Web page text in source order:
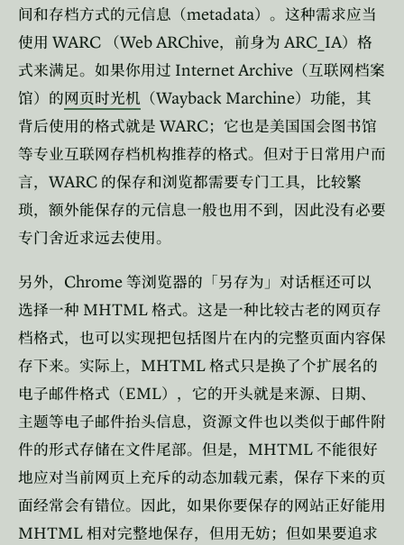
间和存档方式的元信息（metadata）。这种需求应当
使用 WARC （Web ARChive，前身为 ARC_IA）格
式来满足。如果你用过 Internet Archive （互联网档案
馆）的网页时光机 （Wayback Marchine）功能，其
背后使用的格式就是 WARC；它也是美国国会图书馆
等专业互联网存档机构推荐的格式。但对于日常用户而
言， WARC 的保存和浏览都需要专门工具，比较繁
琐，额外能保存的元信息一般也用不到，因此没有必要
专门舍近求远去使用。
另外， Chrome等浏览器的「另存为」对话框还可以
选择一种 MHTML格式。这是一种比较古老的网页存
档格式，也可以实现把包括图片在内的完整页面内容保
存下来。实际上， MHTML格式只是换了个扩展名的
电子邮件格式（EML），它的开头就是来源、日期、
主题等电子邮件抬头信息，资源文件也以类似于邮件附
件的形式存储在文件尾部。但是， MHTML 不能很好
地应对当前网页上充斥的动态加载元素，保存下来的页
面经常会有错位。因此，如果你要保存的网站正好能用
MHTML相对完整地保存，但用无妨；但如果要追求